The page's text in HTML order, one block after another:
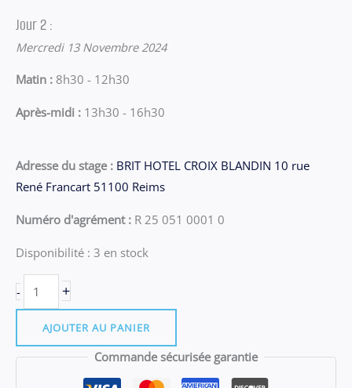
Jour 2 :
Mercredi 13 Novembre 2024
Matin : 8h30 - 12h30
Après-midi : 13h30 - 16h30
Adresse du stage : BRIT HOTEL CROIX BLANDIN 10 rue
René Francart 51100 Reims
Numéro d'agrément : R 25 051 0001 0
Disponibilité : 3 en stock
-
quantité
de
Stage
Reims
+
AJOUTER AU PANIER
Commande sécurisée garantie